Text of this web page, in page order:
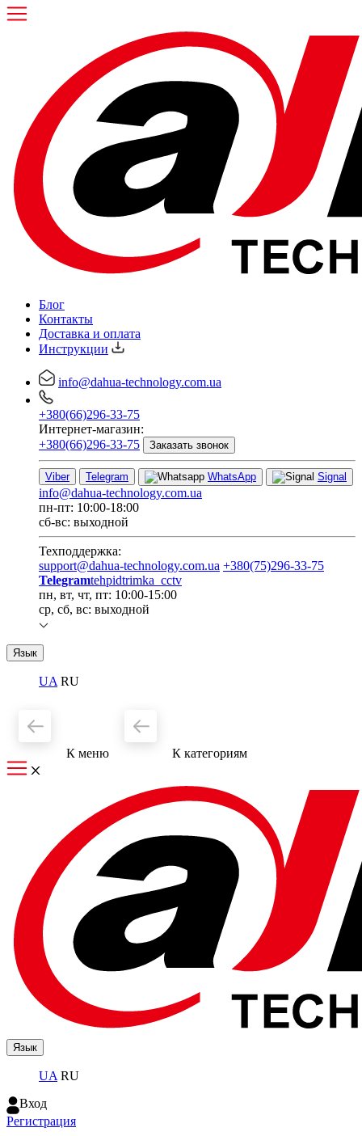
Блог
Контакты
Доставка и оплата
Инструкции
info@dahua-technology.com.ua
+380(66)296-33-75
Интернет-магазин:
+380(66)296-33-75
Заказать звонок
Viber Telegram WhatsApp Signal
info@dahua-technology.com.ua
пн-пт: 10:00-18:00
сб-вс: выходной
Техподдержка:
support@dahua-technology.com.ua +380(75)296-33-75
Telegramtehpidtrimka_cctv
пн, вт, чт, пт: 10:00-15:00
ср, сб, вс: выходной
Язык
UA RU
К меню К категориям
Язык
UA RU
Вход
Регистрация